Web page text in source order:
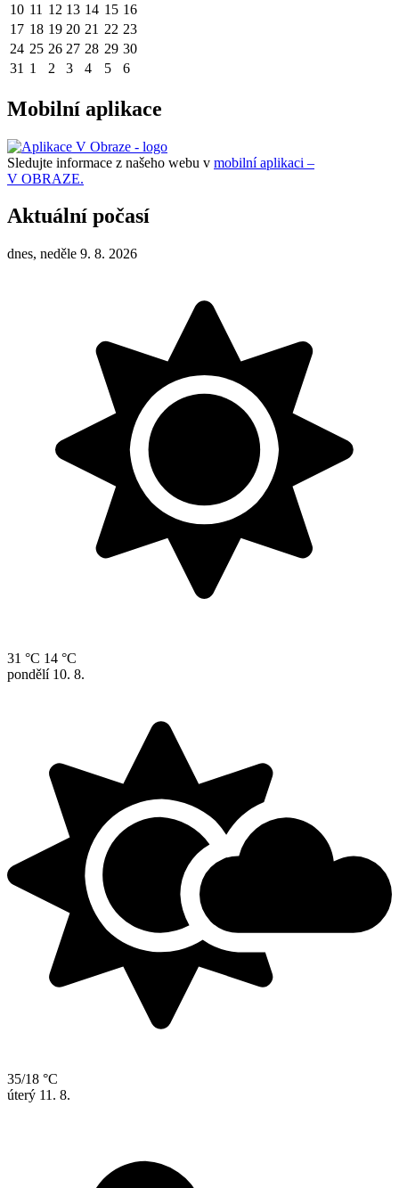
10 11 12 13 14 15 16
17 18 19 20 21 22 23
24 25 26 27 28 29 30
31 1 2 3 4 5 6
Mobilní aplikace
Sledujte informace z našeho webu v mobilní aplikaci –
V OBRAZE.
Aktuální počasí
dnes, neděle 9. 8. 2026
31 °C 14 °C
pondělí 10. 8.
35/18 °C
úterý 11. 8.